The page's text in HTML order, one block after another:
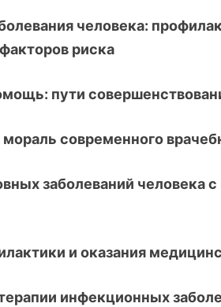
человека:
риска
пути
современного
заболеваний человека
и оказания
инфекционных